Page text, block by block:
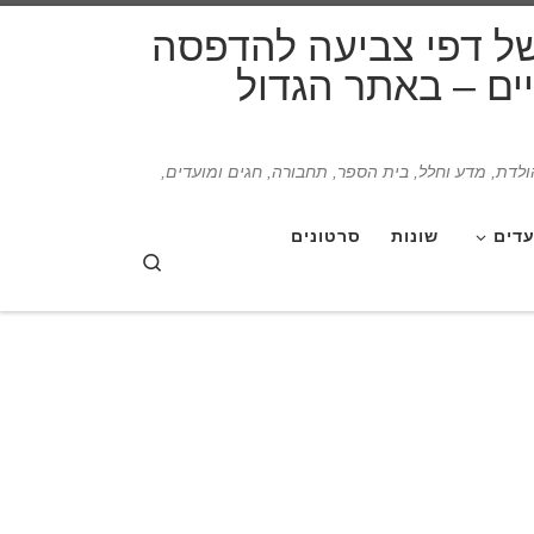
דפי צביעה להדפסה
– באתר הגדול
מדע וחלל, בית הספר, תחבורה, חגים ומועדים,
שונות סרטונים